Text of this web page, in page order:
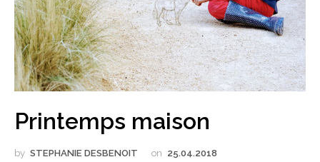
Printemps maison
by STEPHANIE DESBENOIT on 25.04.2018